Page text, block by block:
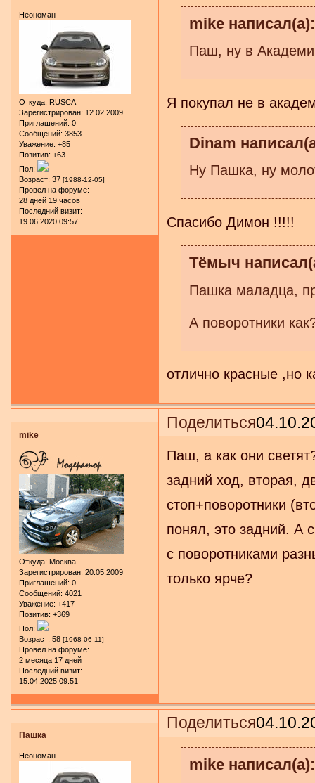
Неономан
Откуда: RUSCA
Зарегистрирован: 12.02.2009
Приглашений: 0
Сообщений: 3853
Уважение: +85
Позитив: +63
Пол:
Возраст: 37 [1988-12-05]
Провел на форуме:
28 дней 19 часов
Последний визит:
19.06.2020 09:57
mike написал(а):
Паш, ну в
Я покупал не в
Dinam
Ну Пашка, ну
Спасибо Димон !!!!!
Тёмыч
Пашка маладца,
А поворотники
отлично красные ,но
Поделиться
mike
Откуда: Москва
Зарегистрирован: 20.05.2009
Приглашений: 0
Сообщений: 4021
Уважение: +417
Позитив: +369
Пол:
Возраст: 58 [1968-06-11]
Провел на форуме:
2 месяца 17 дней
Последний визит:
15.04.2025 09:51
Паш, а как они
задний ход, вторая,
стоп+поворотники
понял, это задний. А
с поворотниками
только ярче?
Поделиться
Пашка
Неономан mike написал(а):